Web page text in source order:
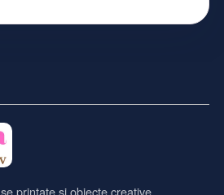
printate și obiecte creative